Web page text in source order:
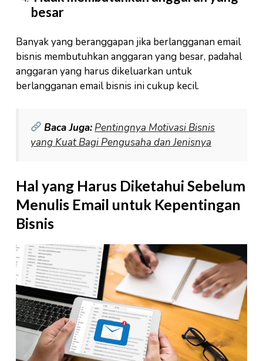
besar
Banyak yang beranggapan jika berlangganan email
bisnis membutuhkan anggaran yang besar, padahal
anggaran yang harus dikeluarkan untuk
berlangganan email bisnis ini cukup kecil.
Baca Juga: Pentingnya Motivasi Bisnis
yang Kuat Bagi Pengusaha dan Jenisnya
Hal yang Harus Diketahui Sebelum
Menulis Email untuk Kepentingan
Bisnis